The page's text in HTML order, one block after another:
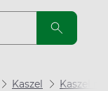
Kaszel Kaszel